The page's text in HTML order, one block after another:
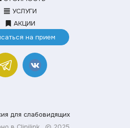
УСЛУГИ
АКЦИИ
на прием
для слабовидящих